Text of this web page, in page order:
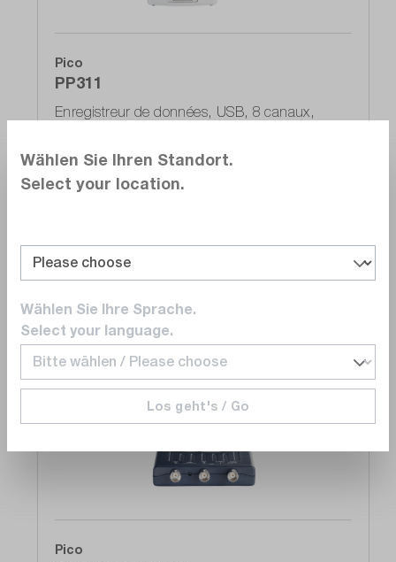
Pico
PP311
Enregistreur de données, USB, 8 canaux,
347,00 CHF
Recommandations
Comparer
Pico
Wählen Sie Ihren Standort.
Select your location.
Wählen Sie Ihre Sprache.
Select your language.
Los geht's / Go